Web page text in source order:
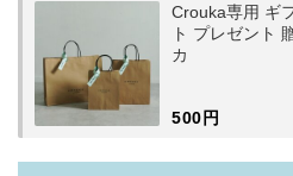
Crouka専用 ギ
ト プレゼント
カ
500円